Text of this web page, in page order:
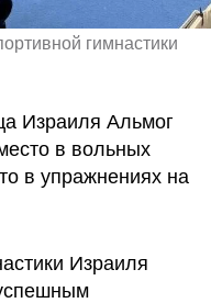
гимнастики
Израиля Альмог
в вольных
в упражнениях на
Израиля